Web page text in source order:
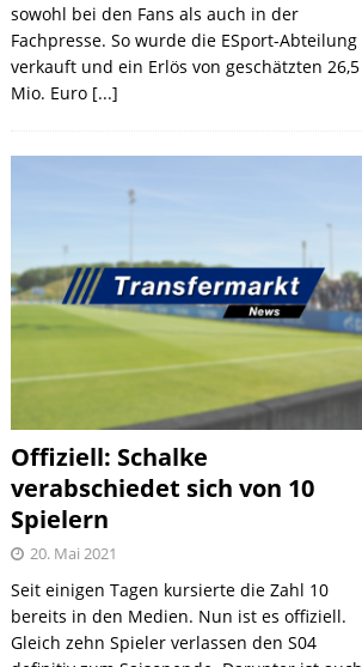
sowohl bei den Fans als auch in der
Fachpresse. So wurde die ESport-Abteilung
verkauft und ein Erlös von geschätzten 26,5
Mio. Euro [...]
Offiziell: Schalke
verabschiedet sich von 10
Spielern
20. Mai 2021
Seit einigen Tagen kursierte die Zahl 10
bereits in den Medien. Nun ist es offiziell.
Gleich zehn Spieler verlassen den S04